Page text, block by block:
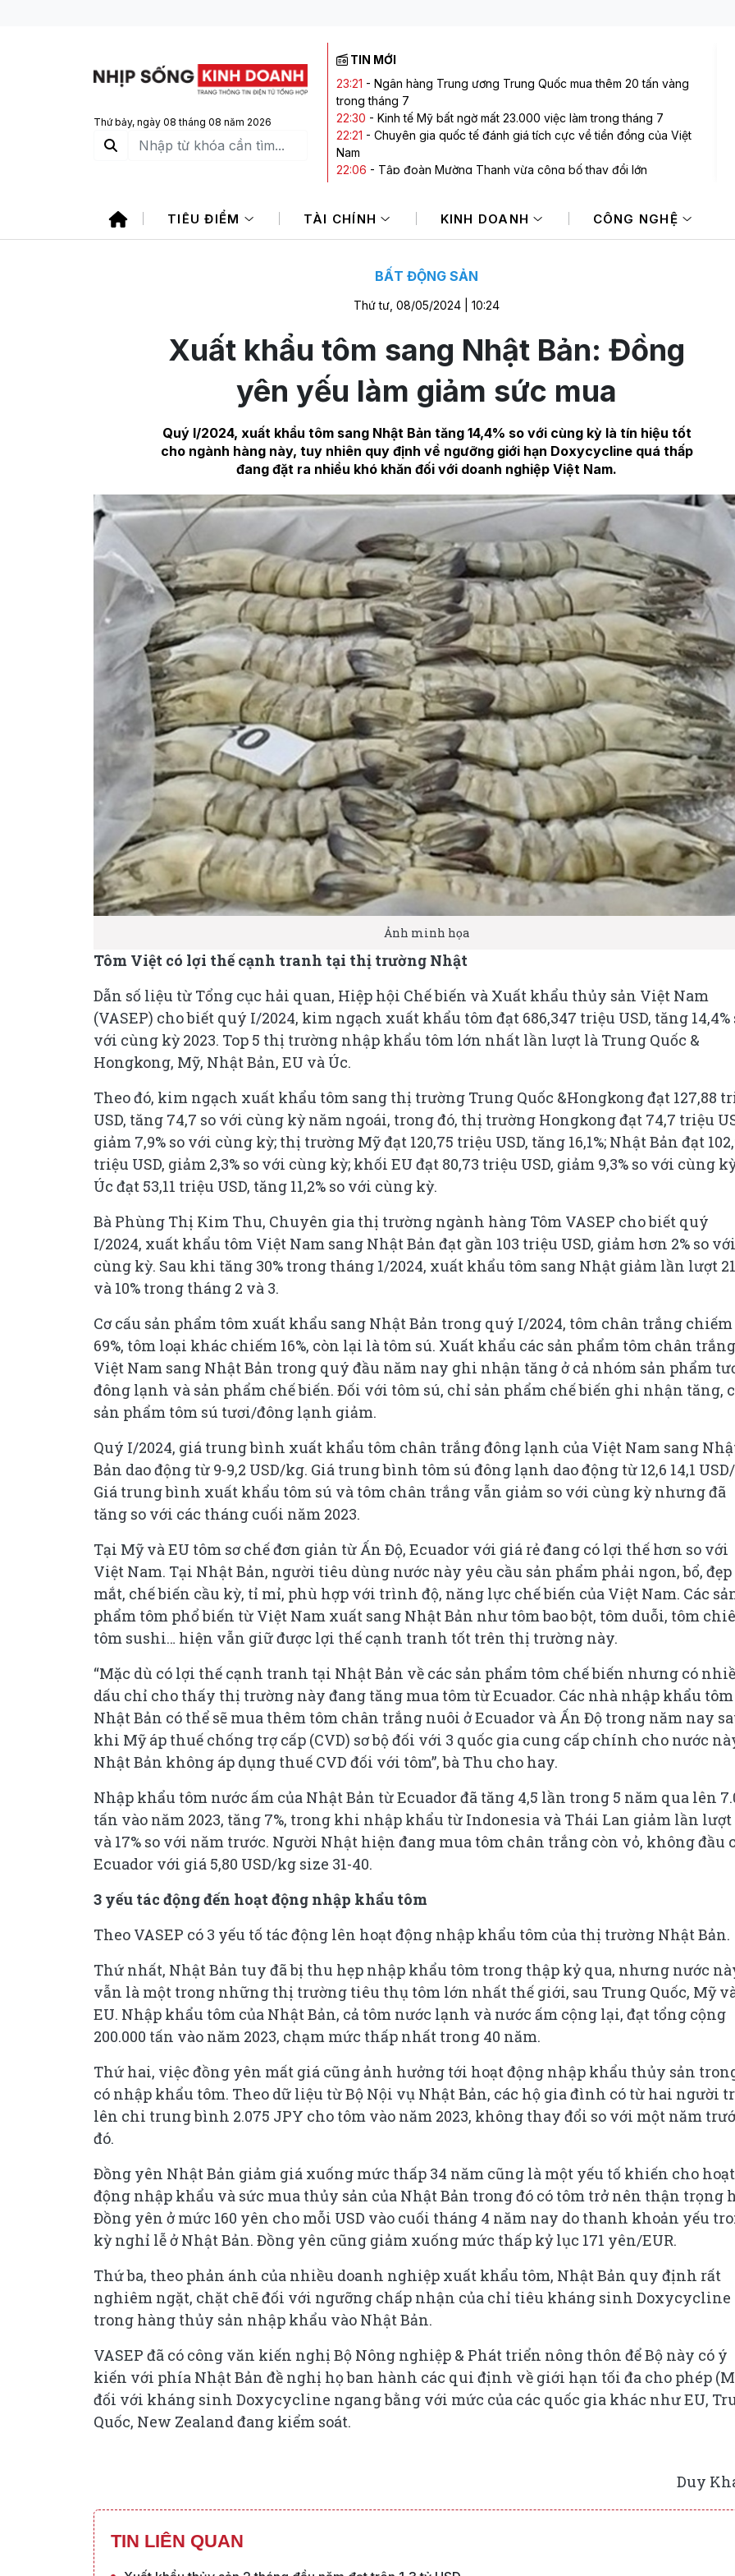
Thứ bảy, ngày 08 tháng 08 năm 2026
TIN MỚI
23:21 - Ngân hàng Trung ương Trung Quốc mua thêm 20 tấn vàng
trong tháng 7
22:30 - Kinh tế Mỹ bất ngờ mất 23.000 việc làm trong tháng 7
22:21 - Chuyên gia quốc tế đánh giá tích cực về tiền đồng của Việt
Nam
22:06 - Tập đoàn Mường Thanh vừa công bố thay đổi lớn
CTCK "xả" mã nào mạnh nhất?
TIÊU ĐIỂM TÀI CHÍNH KINH DOANH CÔNG NGHỆ
BẤT ĐỘNG SẢN
Thứ tư, 08/05/2024 | 10:24
Xuất khẩu tôm sang Nhật Bản: Đồng
yên yếu làm giảm sức mua
Quý I/2024, xuất khẩu tôm sang Nhật Bản tăng 14,4% so với cùng kỳ là tín hiệu tốt
cho ngành hàng này, tuy nhiên quy định về ngưỡng giới hạn Doxycycline quá thấp
đang đặt ra nhiều khó khăn đối với doanh nghiệp Việt Nam.
Ảnh minh họa
Tôm Việt có lợi thế cạnh tranh tại thị trường Nhật
Dẫn số liệu từ Tổng cục hải quan, Hiệp hội Chế biến và Xuất khẩu thủy sản Việt Nam
(VASEP) cho biết quý I/2024, kim ngạch xuất khẩu tôm đạt 686,347 triệu USD, tăng 14,4%
với cùng kỳ 2023. Top 5 thị trường nhập khẩu tôm lớn nhất lần lượt là Trung Quốc &
Hongkong, Mỹ, Nhật Bản, EU và Úc.
Theo đó, kim ngạch xuất khẩu tôm sang thị trường Trung Quốc &Hongkong đạt 127,88
USD, tăng 74,7 so với cùng kỳ năm ngoái, trong đó, thị trường Hongkong đạt 74,7 triệu
giảm 7,9% so với cùng kỳ; thị trường Mỹ đạt 120,75 triệu USD, tăng 16,1%; Nhật Bản đạt
triệu USD, giảm 2,3% so với cùng kỳ; khối EU đạt 80,73 triệu USD, giảm 9,3% so với cùng
Úc đạt 53,11 triệu USD, tăng 11,2% so với cùng kỳ.
Bà Phùng Thị Kim Thu, Chuyên gia thị trường ngành hàng Tôm VASEP cho biết quý
I/2024, xuất khẩu tôm Việt Nam sang Nhật Bản đạt gần 103 triệu USD, giảm hơn 2% so với
cùng kỳ. Sau khi tăng 30% trong tháng 1/2024, xuất khẩu tôm sang Nhật giảm lần lượt
và 10% trong tháng 2 và 3.
Cơ cấu sản phẩm tôm xuất khẩu sang Nhật Bản trong quý I/2024, tôm chân trắng chiếm
69%, tôm loại khác chiếm 16%, còn lại là tôm sú. Xuất khẩu các sản phẩm tôm chân trắng
Việt Nam sang Nhật Bản trong quý đầu năm nay ghi nhận tăng ở cả nhóm sản phẩm
đông lạnh và sản phẩm chế biến. Đối với tôm sú, chỉ sản phẩm chế biến ghi nhận tăng,
sản phẩm tôm sú tươi/đông lạnh giảm.
Quý I/2024, giá trung bình xuất khẩu tôm chân trắng đông lạnh của Việt Nam sang
Bản dao động từ 9-9,2 USD/kg. Giá trung bình tôm sú đông lạnh dao động từ 12,6 14,1
Giá trung bình xuất khẩu tôm sú và tôm chân trắng vẫn giảm so với cùng kỳ nhưng đã
tăng so với các tháng cuối năm 2023.
Tại Mỹ và EU tôm sơ chế đơn giản từ Ấn Độ, Ecuador với giá rẻ đang có lợi thế hơn so với
Việt Nam. Tại Nhật Bản, người tiêu dùng nước này yêu cầu sản phẩm phải ngon, bổ, đẹp
mắt, chế biến cầu kỳ, tỉ mỉ, phù hợp với trình độ, năng lực chế biến của Việt Nam. Các
phẩm tôm phổ biến từ Việt Nam xuất sang Nhật Bản như tôm bao bột, tôm duỗi, tôm
tôm sushi… hiện vẫn giữ được lợi thế cạnh tranh tốt trên thị trường này.
“Mặc dù có lợi thế cạnh tranh tại Nhật Bản về các sản phẩm tôm chế biến nhưng có
dấu chỉ cho thấy thị trường này đang tăng mua tôm từ Ecuador. Các nhà nhập khẩu tôm
Nhật Bản có thể sẽ mua thêm tôm chân trắng nuôi ở Ecuador và Ấn Độ trong năm nay
khi Mỹ áp thuế chống trợ cấp (CVD) sơ bộ đối với 3 quốc gia cung cấp chính cho nước
Nhật Bản không áp dụng thuế CVD đối với tôm”, bà Thu cho hay.
Nhập khẩu tôm nước ấm của Nhật Bản từ Ecuador đã tăng 4,5 lần trong 5 năm qua lên
tấn vào năm 2023, tăng 7%, trong khi nhập khẩu từ Indonesia và Thái Lan giảm lần lượt
và 17% so với năm trước. Người Nhật hiện đang mua tôm chân trắng còn vỏ, không đầu
Ecuador với giá 5,80 USD/kg size 31-40.
3 yếu tác động đến hoạt động nhập khẩu tôm
Theo VASEP có 3 yếu tố tác động lên hoạt động nhập khẩu tôm của thị trường Nhật Bản.
Thứ nhất, Nhật Bản tuy đã bị thu hẹp nhập khẩu tôm trong thập kỷ qua, nhưng nước
vẫn là một trong những thị trường tiêu thụ tôm lớn nhất thế giới, sau Trung Quốc, Mỹ
EU. Nhập khẩu tôm của Nhật Bản, cả tôm nước lạnh và nước ấm cộng lại, đạt tổng cộng
200.000 tấn vào năm 2023, chạm mức thấp nhất trong 40 năm.
Thứ hai, việc đồng yên mất giá cũng ảnh hưởng tới hoạt động nhập khẩu thủy sản
có nhập khẩu tôm. Theo dữ liệu từ Bộ Nội vụ Nhật Bản, các hộ gia đình có từ hai người
lên chi trung bình 2.075 JPY cho tôm vào năm 2023, không thay đổi so với một năm
đó.
Đồng yên Nhật Bản giảm giá xuống mức thấp 34 năm cũng là một yếu tố khiến cho hoạt
động nhập khẩu và sức mua thủy sản của Nhật Bản trong đó có tôm trở nên thận trọng
Đồng yên ở mức 160 yên cho mỗi USD vào cuối tháng 4 năm nay do thanh khoản yếu
kỳ nghỉ lễ ở Nhật Bản. Đồng yên cũng giảm xuống mức thấp kỷ lục 171 yên/EUR.
Thứ ba, theo phản ánh của nhiều doanh nghiệp xuất khẩu tôm, Nhật Bản quy định rất
nghiêm ngặt, chặt chẽ đối với ngưỡng chấp nhận của chỉ tiêu kháng sinh Doxycycline
trong hàng thủy sản nhập khẩu vào Nhật Bản.
VASEP đã có công văn kiến nghị Bộ Nông nghiệp & Phát triển nông thôn để Bộ này có ý
kiến với phía Nhật Bản đề nghị họ ban hành các qui định về giới hạn tối đa cho phép
đối với kháng sinh Doxycycline ngang bằng với mức của các quốc gia khác như EU,
Quốc, New Zealand đang kiểm soát.
Duy
TIN LIÊN QUAN